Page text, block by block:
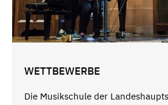
WETTBEWERBE
Die Musikschule der